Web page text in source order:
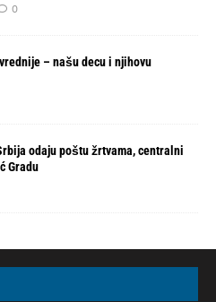
0
– našu decu i njihovu
odaju poštu žrtvama, centralni
Gradu